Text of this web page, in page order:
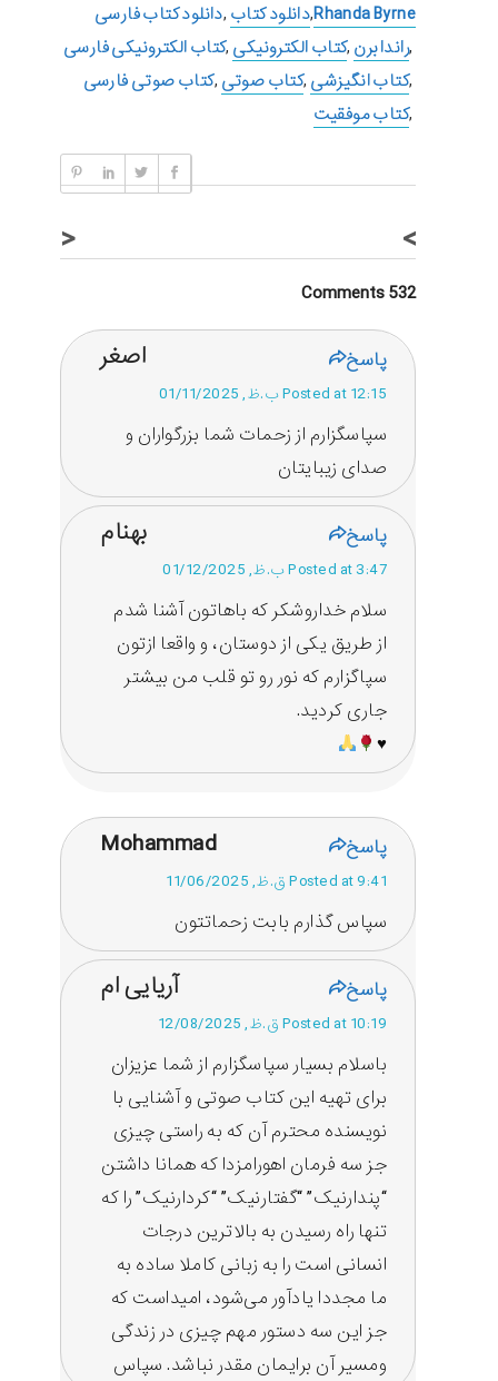
Rhanda Byrne
,دانلود کتاب ,دانلود کتاب فارسی
,راندا برن ,کتاب الکترونیکی ,کتاب الکترونیکی فارسی
,کتاب انگیزشی ,کتاب صوتی ,کتاب صوتی فارسی
,کتاب موفقیت
< >
532 Comments
اصغر پاسخ
Posted at 12:15 ب.ظ, 01/11/2025
سپاسگزارم از زحمات شما بزرگواران و
صدای زیبایتان
بهنام پاسخ
Posted at 3:47 ب.ظ, 01/12/2025
سلام خداروشکر که باهاتون آشنا شدم
از طریق یکی از دوستان، و واقعا ازتون
سپاگزارم که نور رو تو قلب من بیشتر
جاری کردید.
♥️
Mohammad پاسخ
Posted at 9:41 ق.ظ, 11/06/2025
سپاس گذارم بابت زحماتتون
آریایی ام پاسخ
Posted at 10:19 ق.ظ, 12/08/2025
باسلام بسیار سپاسگزارم از شما عزیزان
برای تهیه این کتاب صوتی و آشنایی با
نویسنده محترم آن که به راستی چیزی
جز سه فرمان اهورامزدا که همانا داشتن
“پندارنیک” “گفتارنیک” “کردارنیک” را که
تنها راه رسیدن به بالاترین درجات
انسانی است را به زبانی کاملا ساده به
ما مجددا یادآور می‌شود، امیداست که
جز این سه دستور مهم چیزی در زندگی
ومسیر آن برایمان مقدر نباشد. سپاس